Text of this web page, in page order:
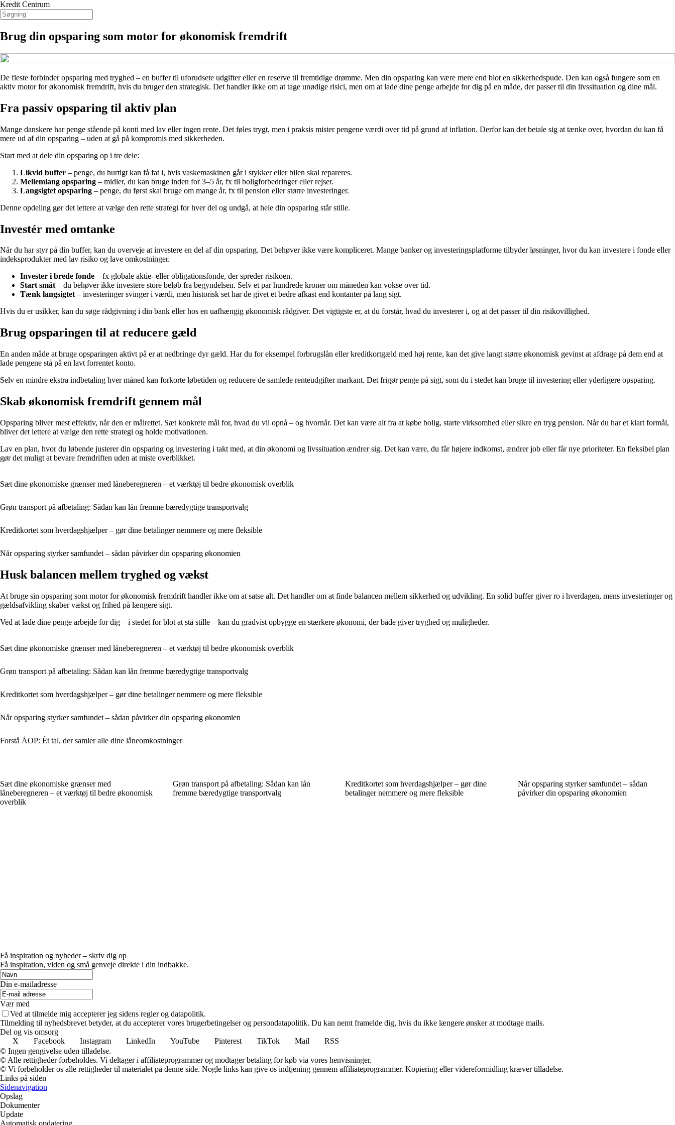
Kredit Centrum
Brug din opsparing som motor for økonomisk fremdrift
De fleste forbinder opsparing med tryghed – en buffer til uforudsete udgifter eller en reserve til fremtidige drømme. Men din opsparing kan være mere end blot en sikkerhedspude. Den kan også fungere som en
aktiv motor for økonomisk fremdrift, hvis du bruger den strategisk. Det handler ikke om at tage unødige risici, men om at lade dine penge arbejde for dig på en måde, der passer til din livssituation og dine mål.
Fra passiv opsparing til aktiv plan
Mange danskere har penge stående på konti med lav eller ingen rente. Det føles trygt, men i praksis mister pengene værdi over tid på grund af inflation. Derfor kan det betale sig at tænke over, hvordan du kan få
mere ud af din opsparing – uden at gå på kompromis med sikkerheden.
Start med at dele din opsparing op i tre dele:
Likvid buffer – penge, du hurtigt kan få fat i, hvis vaskemaskinen går i stykker eller bilen skal repareres.
Mellemlang opsparing – midler, du kan bruge inden for 3–5 år, fx til boligforbedringer eller rejser.
Langsigtet opsparing – penge, du først skal bruge om mange år, fx til pension eller større investeringer.
Denne opdeling gør det lettere at vælge den rette strategi for hver del og undgå, at hele din opsparing står stille.
Investér med omtanke
Når du har styr på din buffer, kan du overveje at investere en del af din opsparing. Det behøver ikke være kompliceret. Mange banker og investeringsplatforme tilbyder løsninger, hvor du kan investere i fonde eller
indeksprodukter med lav risiko og lave omkostninger.
Invester i brede fonde – fx globale aktie- eller obligationsfonde, der spreder risikoen.
Start småt– du behøver ikke investere store beløb fra begyndelsen. Selv et par hundrede kroner om måneden kan vokse over tid.
Tænk langsigtet– investeringer svinger i værdi, men historisk set har de givet et bedre afkast end kontanter på lang sigt.
Hvis du er usikker, kan du søge rådgivning i din bank eller hos en uafhængig økonomisk rådgiver. Det vigtigste er, at du forstår, hvad du investerer i, og at det passer til din risikovillighed.
Brug opsparingen til at reducere gæld
En anden måde at bruge opsparingen aktivt på er at nedbringe dyr gæld. Har du for eksempel forbrugslån eller kreditkortgæld med høj rente, kan det give langt større økonomisk gevinst at afdrage på dem end at
lade pengene stå på en lavt forrentet konto.
Selv en mindre ekstra indbetaling hver måned kan forkorte løbetiden og reducere de samlede renteudgifter markant. Det frigør penge på sigt, som du i stedet kan bruge til investering eller yderligere opsparing.
Skab økonomisk fremdrift gennem mål
Opsparing bliver mest effektiv, når den er målrettet. Sæt konkrete mål for, hvad du vil opnå – og hvornår. Det kan være alt fra at købe bolig, starte virksomhed eller sikre en tryg pension. Når du har et klart formål,
bliver det lettere at vælge den rette strategi og holde motivationen.
Lav en plan, hvor du løbende justerer din opsparing og investering i takt med, at din økonomi og livssituation ændrer sig. Det kan være, du får højere indkomst, ændrer job eller får nye prioriteter. En fleksibel plan
gør det muligt at bevare fremdriften uden at miste overblikket.
Sæt dine økonomiske grænser med låneberegneren – et værktøj til bedre økonomisk overblik
Grøn transport på afbetaling: Sådan kan lån fremme bæredygtige transportvalg
Kreditkortet som hverdagshjælper – gør dine betalinger nemmere og mere fleksible
Når opsparing styrker samfundet – sådan påvirker din opsparing økonomien
Husk balancen mellem tryghed og vækst
At bruge sin opsparing som motor for økonomisk fremdrift handler ikke om at satse alt. Det handler om at finde balancen mellem sikkerhed og udvikling. En solid buffer giver ro i hverdagen, mens investeringer og
gældsafvikling skaber vækst og frihed på længere sigt.
Ved at lade dine penge arbejde for dig – i stedet for blot at stå stille – kan du gradvist opbygge en stærkere økonomi, der både giver tryghed og muligheder.
Sæt dine økonomiske grænser med låneberegneren – et værktøj til bedre økonomisk overblik
Grøn transport på afbetaling: Sådan kan lån fremme bæredygtige transportvalg
Kreditkortet som hverdagshjælper – gør dine betalinger nemmere og mere fleksible
Når opsparing styrker samfundet – sådan påvirker din opsparing økonomien
Forstå ÅOP: Ét tal, der samler alle dine låneomkostninger
Sæt dine økonomiske grænser med
låneberegneren – et værktøj til bedre økonomisk
overblik
Grøn transport på afbetaling: Sådan kan lån
fremme bæredygtige transportvalg
Kreditkortet som hverdagshjælper – gør dine
betalinger nemmere og mere fleksible
Når opsparing styrker samfundet – sådan
påvirker din opsparing økonomien
Få inspiration og nyheder – skriv dig op
Få inspiration, viden og små genveje direkte i din indbakke.
Din e-mailadresse
Vær med
Ved at tilmelde mig accepterer jeg sidens regler og datapolitik.
Tilmelding til nyhedsbrevet betyder, at du accepterer vores brugerbetingelser og persondatapolitik. Du kan nemt framelde dig, hvis du ikke længere ønsker at modtage mails.
Del og vis omsorg
X
Facebook Instagram LinkedIn YouTube Pinterest TikTok Mail
RSS
© Ingen gengivelse uden tilladelse.
© Alle rettigheder forbeholdes. Vi deltager i affiliateprogrammer og modtager betaling for køb via vores henvisninger.
© Vi forbeholder os alle rettigheder til materialet på denne side. Nogle links kan give os indtjening gennem affiliateprogrammer. Kopiering eller videreformidling kræver tilladelse.
Links på siden
Sidenavigation
Opslag
Dokumenter
Update
Automatisk opdatering